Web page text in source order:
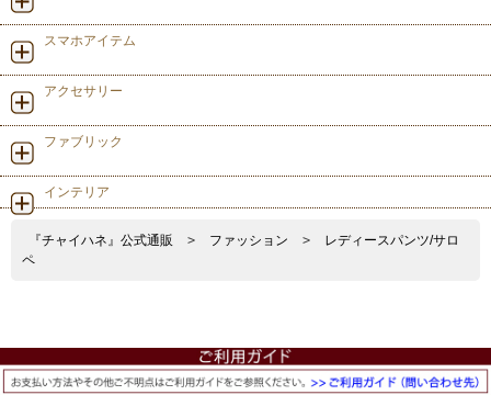
スマホアイテム
アクセサリー
ファブリック
インテリア
『チャイハネ』公式通販 > ファッション >
レディースパンツ/サロ
ペ